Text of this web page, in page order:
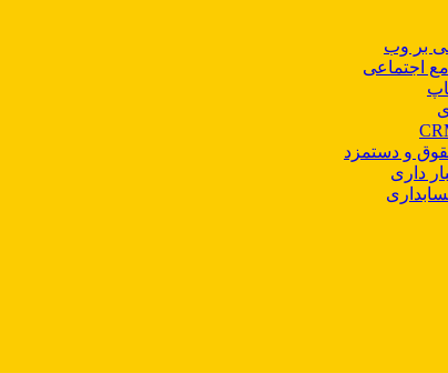
بر وب
اجتماعی
و دستمزد
داری